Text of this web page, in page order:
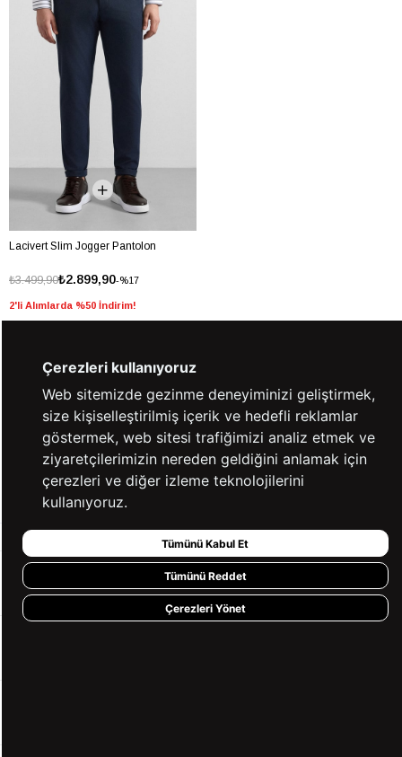
Lacivert Slim Jogger Pantolon
%17
₺2.899,90
₺3.499,90
2'li Alımlarda %50 İndirim!
%100 GÜVENLİ
FARKLI ÖDEME
14 GÜN İÇERİSİNDE
İADE GARANTİSİ
2000 TL VE ÜZERİ
ÜCRETSİZ KARGO
KURUMSAL
Çerezleri kullanıyoruz
Web sitemizde gezinme deneyiminizi geliştirmek,
size kişiselleştirilmiş içerik ve hedefli reklamlar
göstermek, web sitesi trafiğimizi analiz etmek ve
ziyaretçilerimizin nereden geldiğini anlamak için
çerezleri ve diğer izleme teknolojilerini
kullanıyoruz.
Tümünü Kabul Et
Tümünü Reddet
Çerezleri Yönet